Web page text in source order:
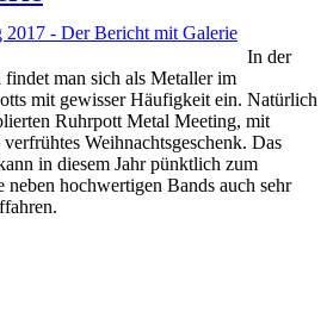
In der
man sich als Metaller im
mit gewisser Häufigkeit ein. Natürlich
Ruhrpott Metal Meeting, mit
Weihnachtsgeschenk. Das
in diesem Jahr pünktlich zum
hochwertigen Bands auch sehr